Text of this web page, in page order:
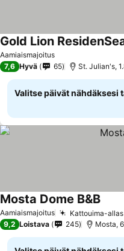
Aamiaismajoitus
Gold Lion
7,6 Hyvä 65 St. Julian's,
Valitse päivät nähdäksesi
Aamiaismajoitus Kattouima-
Mosta Dome B&B
9,2 Loistava 245 Mosta,